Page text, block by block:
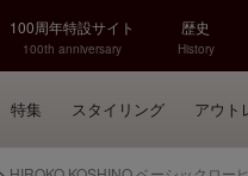
100周年特設サイト
100th anniversary
歴史
History
特集 スタイリング アウト